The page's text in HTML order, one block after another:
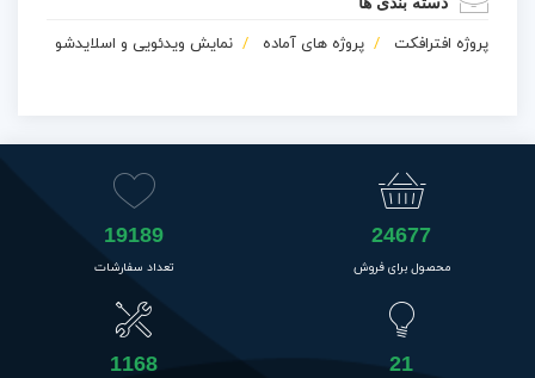
پروژه افترافکت پروژه های آماده نمایش ویدئویی و اسلایدشو
24677
محصول برای فروش
19189
تعداد سفارشات
21
1168